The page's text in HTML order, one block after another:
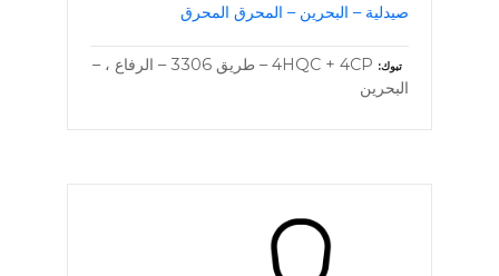
صيدلية – البحرين – المحرق المحرق
تبوك
4HQC + 4CP – طريق 3306 – الرفاع ، –
البحرين